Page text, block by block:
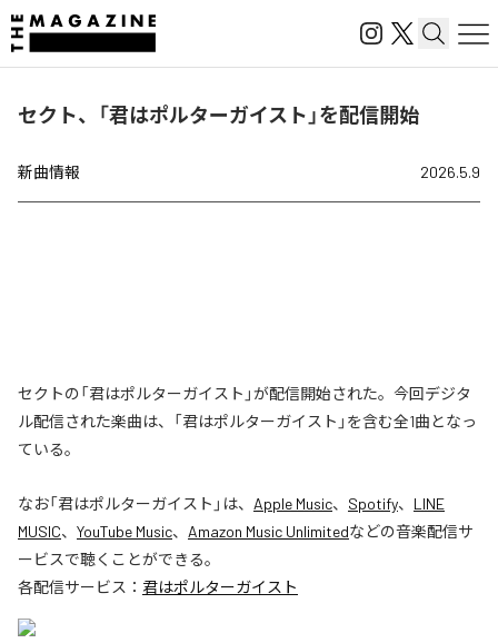
セクト、「君はポルターガイスト」を配信開始
新曲情報 2026.5.9
セクトの「君はポルターガイスト」が配信開始された。今回デジタ
ル配信された楽曲は、「君はポルターガイスト」を含む全1曲となっ
ている。
なお「君はポルターガイスト 」は、 Apple Music、 Spotify、 LINE
MUSIC、 YouTube Music、 Amazon Music Unlimitedなどの音楽配信サ
ービスで聴くことができる。
各配信サービス： 君はポルターガイスト